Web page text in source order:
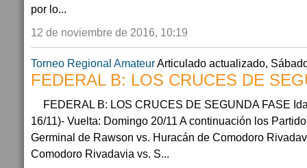
por lo...
12 de noviembre de 2016, 10:19
Torneo Regional AmateurArticulado actualizado,
FEDERAL B: LOS CRUCES DE
FEDERAL B: LOS CRUCES DE SEGUNDA FASE
16/11)- Vuelta: Domingo 20/11 A continuación los
Germinal de Rawson vs. Huracán de Comodoro
Comodoro Rivadavia vs. S...